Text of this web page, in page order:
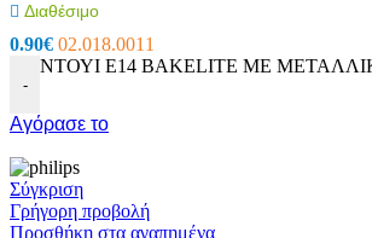
Διαθέσιμο
0.90€ 02.018.0011
-
ΝΤΟΥΙ E14 BAKELITE ΜΕ
Αγόρασε το
Σύγκριση
Γρήγορη προβολή
Προσθήκη στα αγαπημένα